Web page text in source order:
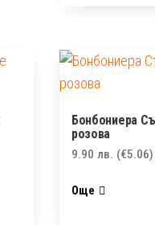
Бонбониера
розова
9.90лв. (€5.06)
Още